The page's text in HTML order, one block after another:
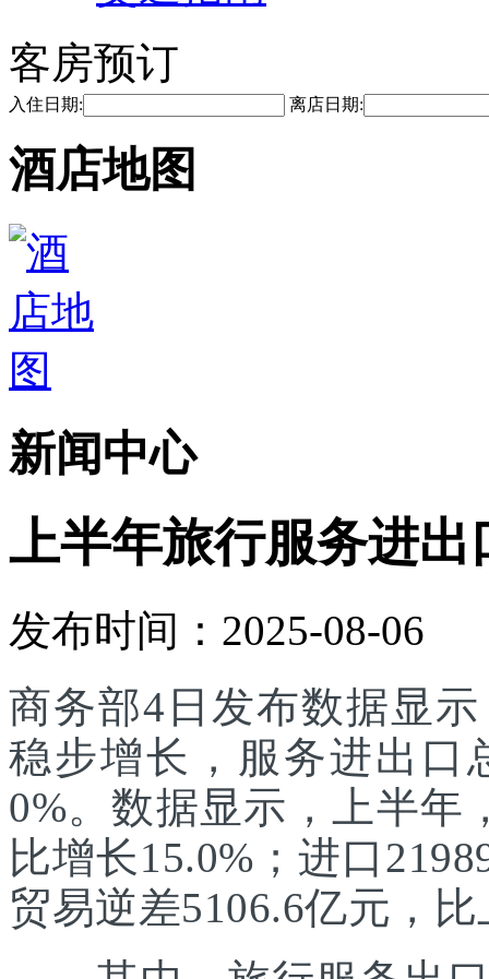
客房预订
入住日期: 离店日期:
酒店地图
新闻中心
上半年旅行服务进出
发布时间：2025-08-06
商务部4日发布数据显
稳步增长，服务进出口
0%。数据显示，上半年
比增长15.0%；进口
贸易逆差5106.6亿元，